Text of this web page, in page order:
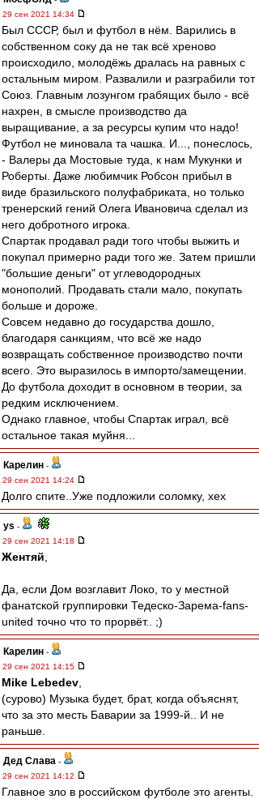
29 сен 2021 14:34
Был СССР, был и футбол в нём. Варились в
собственном соку да не так всё хреново
происходило, молодёжь дралась на равных с
остальным миром. Развалили и разграбили тот
Союз. Главным лозунгом грабящих было - всё
нахрен, в смысле производство да
выращивание, а за ресурсы купим что надо!
Футбол не миновала та чашка. И..., понеслось,
- Валеры да Мостовые туда, к нам Мукунки и
Роберты. Даже любимчик Робсон прибыл в
виде бразильского полуфабриката, но только
тренерский гений Олега Ивановича сделал из
него добротного игрока.
Спартак продавал ради того чтобы выжить и
покупал примерно ради того же. Затем пришли
"большие деньги" от углеводородных
монополий. Продавать стали мало, покупать
больше и дороже.
Совсем недавно до государства дошло,
благодаря санкциям, что всё же надо
возвращать собственное производство почти
всего. Это выразилось в импорто/замещении.
До футбола доходит в основном в теории, за
редким исключением.
Однако главное, чтобы Спартак играл, всё
остальное такая муйня...
Карелин -
29 сен 2021 14:24
Долго спите..Уже подложили соломку, хех
ys -
29 сен 2021 14:18
Жентяй
Да, если Дом возглавит Локо, то у местной
фанатской группировки Тедеско-Зарема-fans-
united точно что то прорвёт.. ;)
Карелин -
29 сен 2021 14:15
Mike Lebedev
(сурово) Музыка будет, брат, когда объяснят,
что за это месть Баварии за 1999-й.. И не
раньше.
Дед Слава -
29 сен 2021 14:12
Главное зло в российском футболе это агенты.